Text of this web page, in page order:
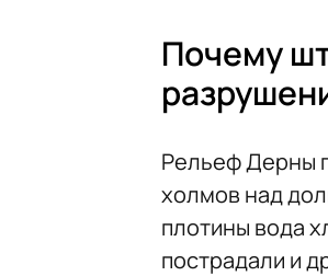
Почему
Рельеф Дерны
холмов над
плотины вода
пострадали и